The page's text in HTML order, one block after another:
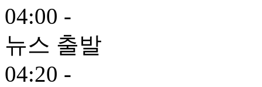
04:00 -
뉴스 출발
04:20 -